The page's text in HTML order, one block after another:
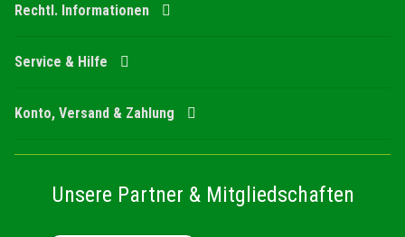
Rechtl. Informationen
Service & Hilfe
Konto, Versand & Zahlung
Unsere Partner & Mitgliedschaften